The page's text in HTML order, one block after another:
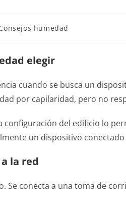
humedad
elegir
cuando se busca un
por capilaridad, pero no
del edificio lo
un dispositivo
la red
Se conecta a una toma de